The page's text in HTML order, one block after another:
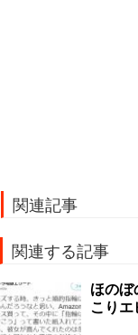
関連記事
関連する記事
ほの
こりエ